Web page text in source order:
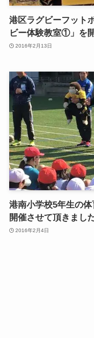
港区ラグビーフット
ビー体験教室①」を
2016年2月13日
港南小学校5年生の
開催させて頂きまし
2016年2月4日